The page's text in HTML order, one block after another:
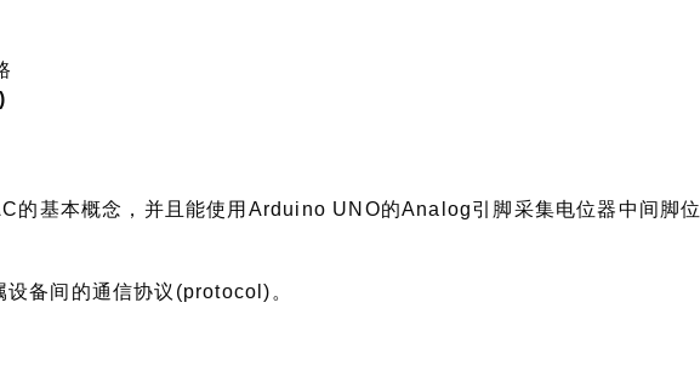
的基本概念，并且能使用Arduino UNO的Analog引脚采集电位器中间脚位
备间的通信协议(protocol)。